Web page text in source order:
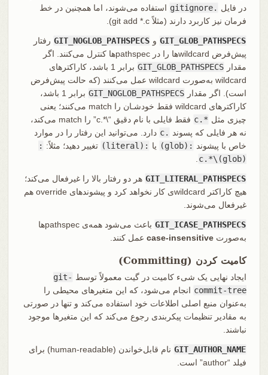
در فایل .gitignore
استفاده می‌شوند، اما همچنین در خط
فرمان نیز کاربرد دارند (مثلاً git add *.c).
GIT_GLOB_PATHSPECS و GIT_NOGLOB_PATHSPECS رفتار
پیش‌فرض wildcardها را در pathspecها کنترل می‌کنند. اگر
مقدار GIT_GLOB_PATHSPECS
برابر 1 باشد، کاراکترهای
wildcard به‌صورت wildcard عمل می‌کنند (که حالت پیش‌فرض
است). اگر مقدار GIT_NOGLOB_PATHSPECS
برابر 1 باشد،
کاراکترهای wildcard فقط خودشـان را match می‌کنند؛ یعنی
چیزی مثل *.c
فقط فایلی با نام دقیق “\*.c” را match می‌کند،
نه هر فایلی که پسوند
.c
دارد. می‌توانید این رفتار را در موارد
خاص با پیشوند
:(glob) یا :(literal) تغییر دهید؛ مثلاً: :
(glob)\*.c
GIT_LITERAL_PATHSPECS هر دو رفتار بالا را غیرفعال می‌کند؛
هیچ کاراکتر wildcardی کار نخواهد کرد و پیشوندهای override هم
غیرفعال می‌شوند.
GIT_ICASE_PATHSPECS
باعث می‌شود همه‌ی pathspecها
به‌صورت case-insensitiveعمل کنند.
کامیت کردن (Committing)
ایجاد نهایی یک شیء کامیت در گیت معمولاً توسط git-
commit-tree انجام می‌شود، که این متغیرهای محیطی را
به‌عنوان منبع اصلی اطلاعات خود استفاده می‌کند و تنها در صورتی
به مقادیر تنظیمات پیکربندی رجوع می‌کند که این متغیرها موجود
نباشند.
GIT_AUTHOR_NAME
نام قابل‌خواندن (human-readable) برای
فیلد “author” است.